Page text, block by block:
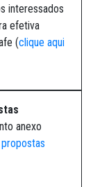
interessados
efetiva
(clique aqui
anexo